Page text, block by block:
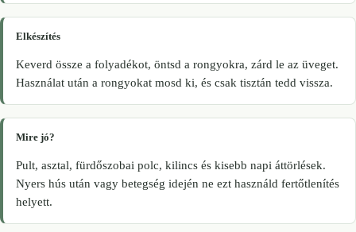
Elkészítés
Keverd össze a folyadékot, öntsd a rongyokra, zárd le az üveget.
Használat után a rongyokat mosd ki, és csak tisztán tedd vissza.
Mire jó?
Pult, asztal, fürdőszobai polc, kilincs és kisebb napi áttörlések.
Nyers hús után vagy betegség idején ne ezt használd fertőtlenítés
helyett.